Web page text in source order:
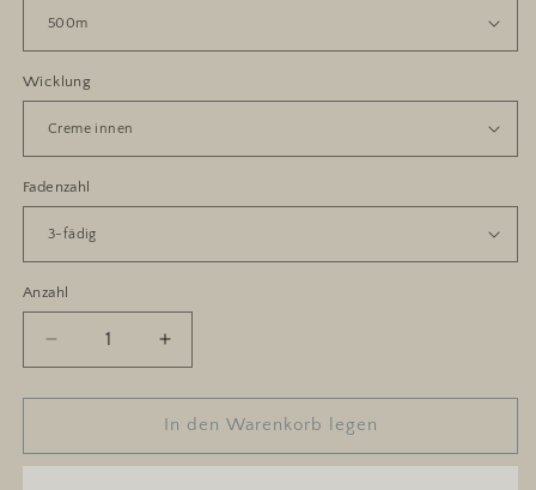
Wicklung
Fadenzahl
Anzahl
Anzahl
Verringere
die
Menge
Milchkaffee
Erhöhe
die
Menge
für
Milchkaffee
In den Warenkorb legen